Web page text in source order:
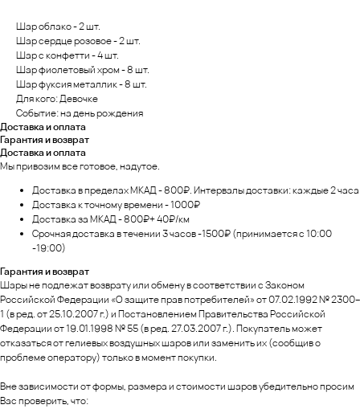
Шар облако - 2 шт.
Шар сердце розовое - 2 шт.
Шар с конфетти - 4 шт.
Шар фиолетовый хром - 8 шт.
Шар фуксия металлик - 8 шт.
Для кого: Девочке
Событие: на день рождения
Доставка и оплата
Гарантия и возврат
Доставка и оплата
Мы привозим все готовое, надутое.
Доставка в пределах МКАД - 800₽. Интервалы доставки: каждые 2 часа
Доставка к точному времени - 1000₽
Доставка за МКАД - 800₽+ 40₽/км
Срочная доставка в течении 3 часов -1500₽ (принимается с 10:00
-19:00)
Гарантия и возврат
Шары не подлежат возврату или обмену в соответствии с Законом
Российской Федерации «О защите прав потребителей» от 07.02.1992 № 2300–
1 (в ред. от 25.10.2007 г.) и Постановлением Правительства Российской
Федерации от 19.01.1998 № 55 (в ред. 27.03.2007 г.). Покупатель может
отказаться от гелиевых воздушных шаров или заменить их (сообщив о
проблеме оператору) только в момент покупки.
Вне зависимости от формы, размера и стоимости шаров убедительно просим
Вас проверить, что: